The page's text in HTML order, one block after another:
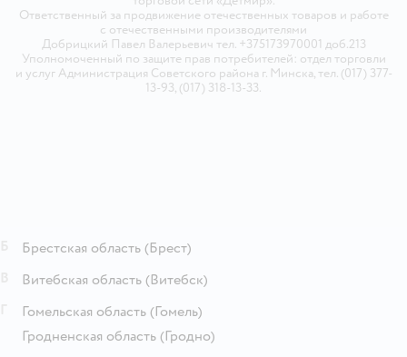
Ответственный за продвижение отечественных товаров и работе
с отечественными производителями
Добрицкий Павел Валерьевич тел. +375173970001 доб.213
Уполномоченный по защите прав потребителей: отдел торговли
и услуг Администрация Советского района г. Минска, тел. (017) 377-
13-93, (017) 318-13-33.
Брестская область (Брест)
Витебская область (Витебск)
Гомельская область (Гомель)
Гродненская область (Гродно)